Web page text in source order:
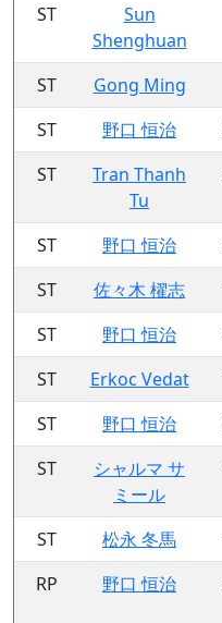
ST
Sun
Shenghuan
ST Gong Ming
ST
野口 恒治
ST
Tran Thanh
Tu
ST 野口 恒治
ST
佐々木 櫂志
ST
野口 恒治
ST
Erkoc Vedat
ST
野口 恒治
ST
シャルマ サ
ミール
ST 松永 冬馬
RP
野口 恒治